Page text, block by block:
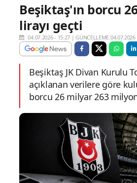
Beşiktaş'ın borcu
lirayı geçti
04.07.2026 - 15:27 |
Beşiktaş JK Divan Kurulu
açıklanan verilere göre
borcu 26 milyar 263